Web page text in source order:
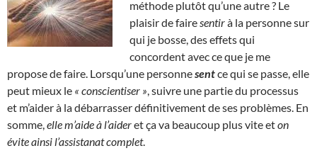
méthode plutôt qu’une autre ? Le
plaisir de faire sentirà la personne sur
qui je bosse, des effets qui
concordent avec ce que je me
propose de faire. Lorsqu’une personnesentce qui se passe, elle
peut mieux le « conscientiser » , suivre une partie du processus
et m’aider à la débarrasser définitivement de ses problèmes. En
somme, elle m’aide à l’aideret ça va beaucoup plus vite eton
évite ainsi l’assistanat complet.